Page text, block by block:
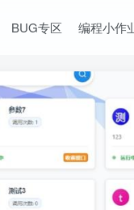
BUG专区 编程小作